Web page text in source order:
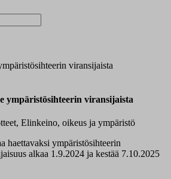
viransijaista
ympäristösihteerin viransijaista
Elinkeino, oikeus ja ympäristö
haettavaksi ympäristösihteerin
alkaa 1.9.2024 ja kestää 7.10.2025